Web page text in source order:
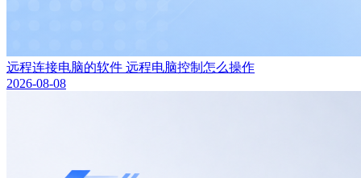
远程连接电脑的软件 远程电脑控制怎么操作
2026-08-08